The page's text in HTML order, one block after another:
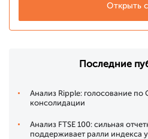
Открыть
Последние
Анализ Ripple: голосование по
консолидации
Анализ FTSE 100: сильная
поддерживает ралли индекса